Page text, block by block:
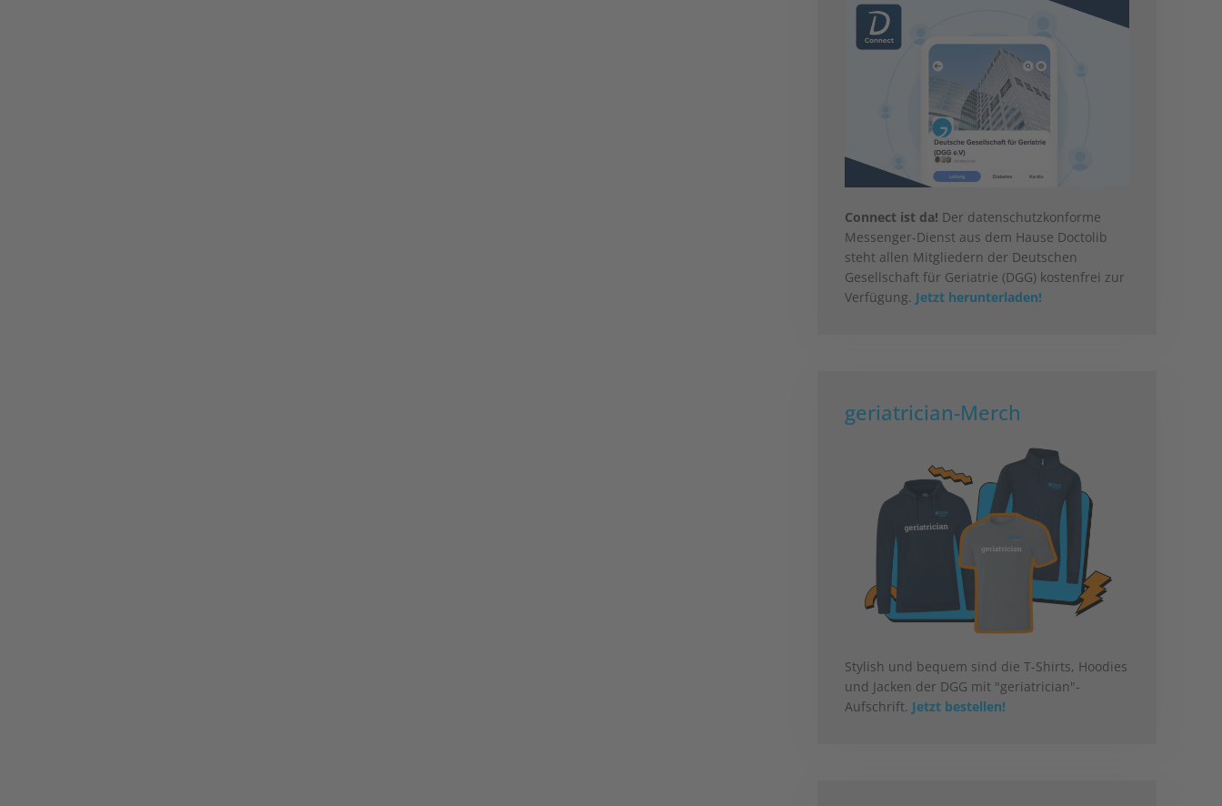
Connect ist da! Der datenschutzkonforme
Messenger-Dienst aus dem Hause Doctolib
steht allen Mitgliedern der Deutschen
Gesellschaft für Geriatrie (DGG) kostenfrei zur
Verfügung. Jetzt herunterladen!
geriatrician-Merch
Stylish und bequem sind die T-Shirts, Hoodies
und Jacken der DGG mit "geriatrician"-
Aufschrift. Jetzt bestellen!